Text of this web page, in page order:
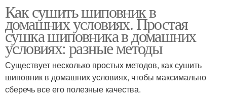
Как сушить шиповник в
домашних условиях. Простая
сушка шиповника в домашних
условиях: разные методы
Существует несколько простых методов, как сушить
шиповник в домашних условиях, чтобы максимально
сберечь все его полезные качества.